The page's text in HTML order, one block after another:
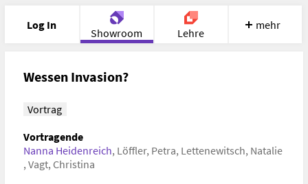
Log In
Showroom Lehre
Portfolio Image
mehr
Wessen Invasion?
Vortrag
Vortragende
Nanna Heidenreich, Löffler, Petra, Lettenewitsch, Natalie
, Vagt, Christina